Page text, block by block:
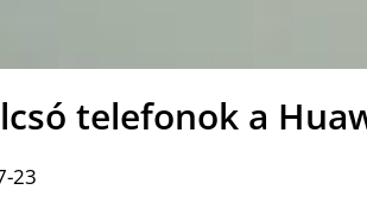
telefonok a
23